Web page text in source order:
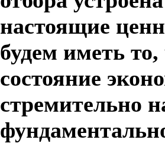
настоящие
будем иметь
состояние
стремительно